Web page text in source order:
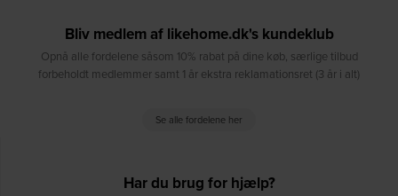
Bliv medlem af likehome.dk's kundeklub
Opnå alle fordelene såsom 10% rabat på dine køb, særlige tilbud
forbeholdt medlemmer samt 1 år ekstra reklamationsret (3 år i alt)
Se alle fordelene her
Har du brug for hjælp?